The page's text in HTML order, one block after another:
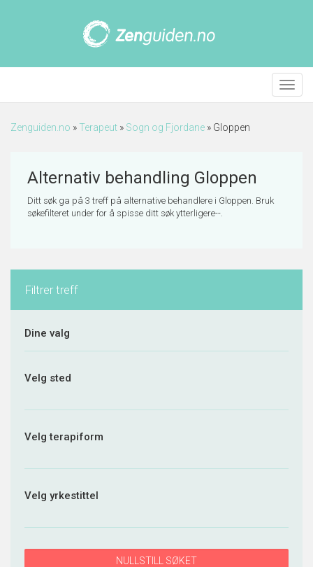
Meny
Zenguiden.no »Terapeut » Sogn og Fjordane » Gloppen
Alternativ behandling Gloppen
Ditt søk ga på 3 treff på alternative behandlere i Gloppen. Bruk
søkefilteret under for å spisse ditt søk ytterligere--.
Filtrer treff
Dine valg
Velg sted
Velg terapiform
Velg yrkestittel
NULLSTILL SØKET